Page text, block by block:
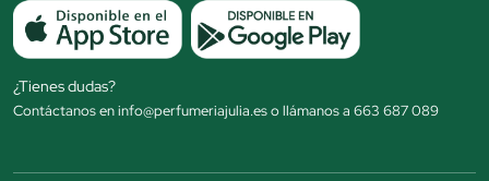
¿Tienes dudas?
Contáctanos en info@perfumeriajulia.es o llámanos a 663 687 089